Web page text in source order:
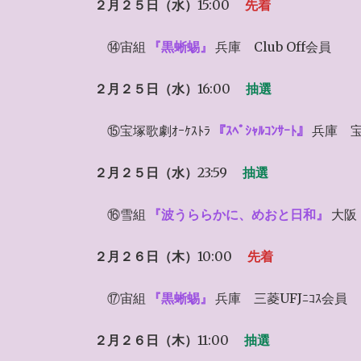
２月２５日（水） 15:00 先着
⑭宙組 『黒蜥蜴』 兵庫 Club Off会員
２月２５日（水） 16:00 抽選
⑮宝塚歌劇ｵｰｹｽﾄﾗ 『ｽﾍﾟｼｬﾙｺﾝｻｰﾄ』 兵庫
２月２５日（水） 23:59 抽選
⑯雪組 『波うららかに、めおと日和』 大
２月２６日（木） 10:00 先着
⑰宙組 『黒蜥蜴』 兵庫 三菱UFJﾆｺｽ会員
２月２６日（木） 11:00 抽選